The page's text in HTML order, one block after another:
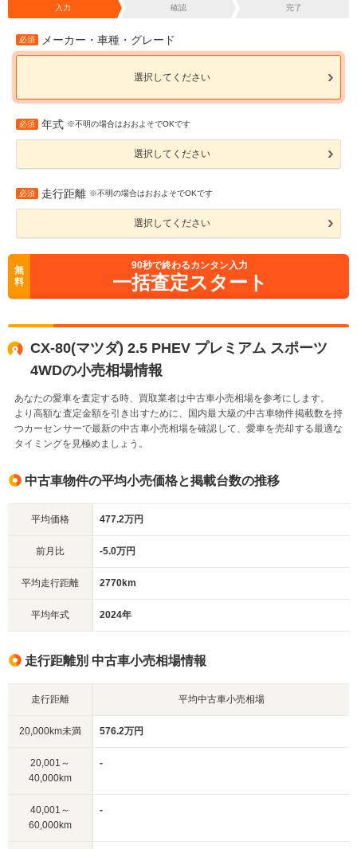
入力 確認 完了
必須 メーカー・車種・グレード
選択してください
必須 年式 ※不明の場合はおおよそでOKです
選択してください
必須 走行距離 ※不明の場合はおおよそでOKです
選択してください
無
料
90秒で終わるカンタン入力
一括査定スタート
CX-80(マツダ) 2.5 PHEV プレミアム スポーツ
4WDの小売相場情報
あなたの愛車を査定する時、買取業者は中古車小売相場を参考にします。
より高額な査定金額を引き出すために、国内最大級の中古車物件掲載数を持
つカーセンサーで最新の中古車小売相場を確認して、愛車を売却する最適な
タイミングを見極めましょう。
中古車物件の平均小売価格と掲載台数の推移
平均価格 477.2万円
前月比 -5.0万円
平均走行距離 2770km
平均年式 2024年
走行距離別 中古車小売相場情報
走行距離 平均中古車小売相場
20,000km未満 576.2万円
20,001～
40,000km
-
40,001～
60,000km
-